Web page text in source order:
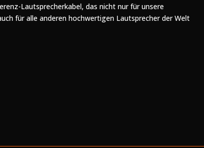
Lautsprecherkabel, das nicht nur für unsere
für alle anderen hochwertigen Lautsprecher der Welt